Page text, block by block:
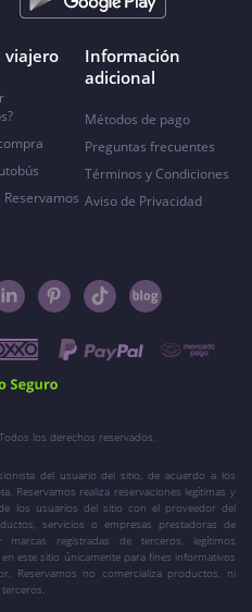
viajero
Información
adicional
Métodos de pago
Preguntas frecuentes
Términos y Condiciones
Aviso de Privacidad
los derechos reservados.
del usuario del sitio, de acuerdo a los
Reservamos realiza reservaciones legítimas y
los usuarios del sitio con el proveedor del
servicios o empresas prestadoras de
registradas de terceros, legítimos
este sitio únicamente para fines informativos
Reservamos no comercializa productos, ni